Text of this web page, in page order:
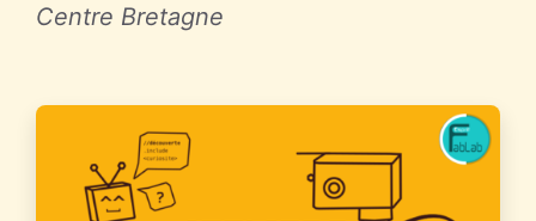
Centre Bretagne